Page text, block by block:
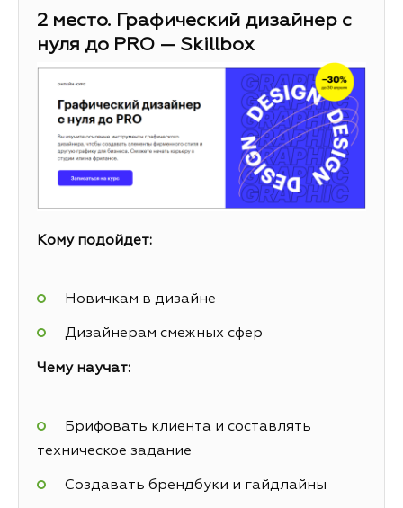
2 место. Графический дизайнер с
нуля до PRO — Skillbox
Кому подойдет:
Новичкам в дизайне
Дизайнерам смежных сфер
Чему научат:
Брифовать клиента и составлять
техническое задание
Создавать брендбуки и гайдлайны